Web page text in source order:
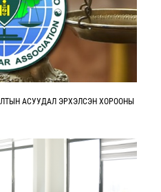
АСУУДАЛ ЭРХЭЛСЭН ХОРООНЫ